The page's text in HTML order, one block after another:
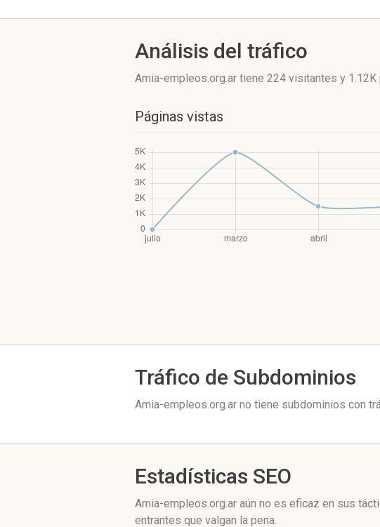
Análisis del tráfico
Amia-empleos.org.ar tiene 224 visitantes y
Páginas vistas
Tráfico de Subdominios
Amia-empleos.org.ar no tiene subdominios con
Estadísticas SEO
Amia-empleos.org.ar aún no es eficaz en sus
entrantes que valgan la pena.